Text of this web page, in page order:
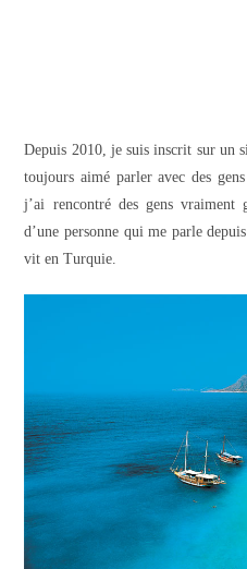
Depuis 2010, je suis inscrit sur un
toujours aimé parler avec des
j’ai rencontré des gens vraiment
d’une personne qui me parle
vit en Turquie.